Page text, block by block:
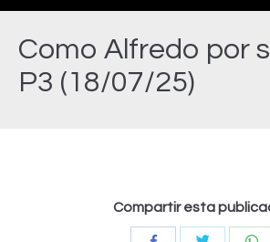
Como Alfredo por
P3 (18/07/25)
Compartir esta